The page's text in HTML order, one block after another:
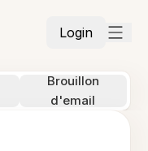
Login
Brouillon
d'email